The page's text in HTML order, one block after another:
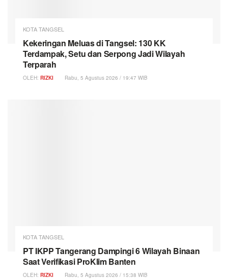
KOTA TANGSEL
Kekeringan Meluas di Tangsel: 130 KK
Terdampak, Setu dan Serpong Jadi Wilayah
Terparah
OLEH: RIZKI Rabu, 5 Agustus 2026 / 19:47 WIB
KOTA TANGSEL
PT IKPP Tangerang Dampingi 6 Wilayah Binaan
Saat Verifikasi ProKlim Banten
OLEH: RIZKI Rabu, 5 Agustus 2026 / 15:38 WIB